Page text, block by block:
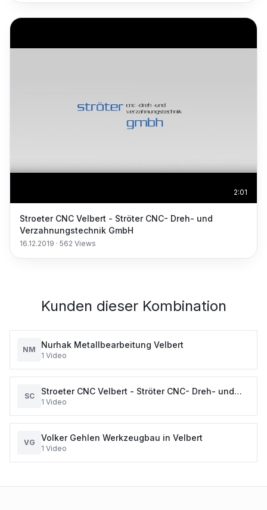
2:01
Stroeter CNC Velbert - Ströter CNC- Dreh- und
Verzahnungstechnik GmbH
16.12.2019 · 562 Views
Kunden dieser Kombination
NM Nurhak Metallbearbeitung Velbert
1 Video
SC
Stroeter CNC Velbert - Ströter CNC- Dreh- und
Verzahnungstechnik GmbH
1 Video
VG Volker Gehlen Werkzeugbau in Velbert
1 Video